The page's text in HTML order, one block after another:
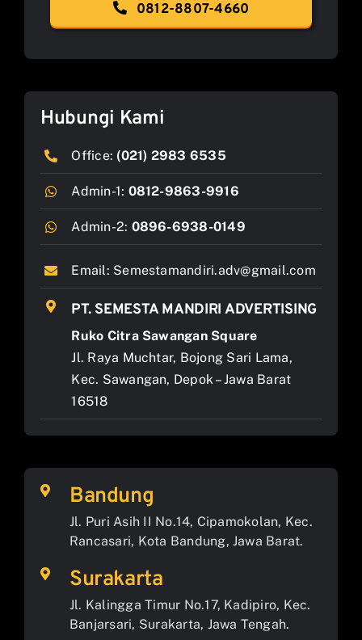
0812-8807-4660
Hubungi Kami
Office: (021) 2983 6535
Admin-1: 0812-9863-9916
Admin-2: 0896-6938-0149
Email: Semestamandiri.adv@gmail.com
PT. SEMESTA MANDIRI ADVERTISING
Ruko Citra Sawangan Square
Jl. Raya Muchtar, Bojong Sari Lama,
Kec. Sawangan, Depok – Jawa Barat
16518
Bandung
Jl. Puri Asih II No.14, Cipamokolan, Kec.
Rancasari, Kota Bandung, Jawa Barat.
Surakarta
Jl. Kalingga Timur No.17, Kadipiro, Kec.
Banjarsari, Surakarta, Jawa Tengah.